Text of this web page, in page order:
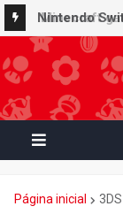
Nintendo
Mario Paint
(GBA)
Página inicial 3DS